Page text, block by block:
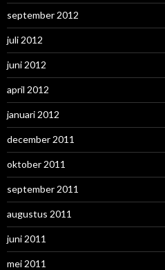
september 2012
juli 2012
juni 2012
april 2012
januari 2012
december 2011
oktober 2011
september 2011
augustus 2011
juni 2011
mei 2011